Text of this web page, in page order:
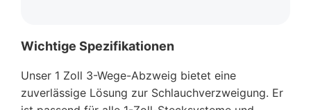
Wichtige Spezifikationen
Unser 1 Zoll 3-Wege-Abzweig bietet eine
zuverlässige Lösung zur Schlauchverzweigung. Er